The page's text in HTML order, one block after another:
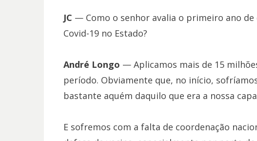
JC — Como o senhor avalia o primeiro ano de
Covid-19 no Estado?
André Longo — Aplicamos mais de 15
período. Obviamente que, no início,
bastante aquém daquilo que era a nossa
E sofremos com a falta de coordenação